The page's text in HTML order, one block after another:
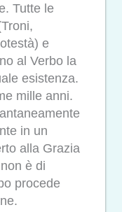
Tutte le
e
al Verbo la
esistenza.
mille anni.
in un
alla Grazia
è di
procede